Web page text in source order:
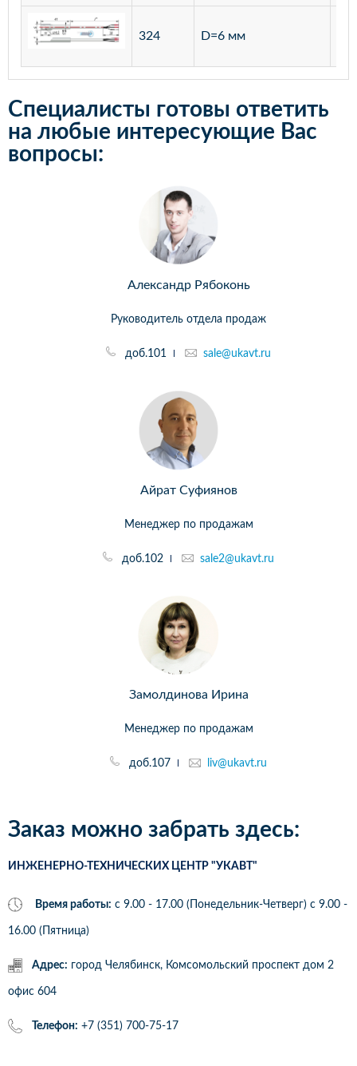
324 D=6 мм
Специалисты готовы ответить
на любые интересующие Вас
вопросы:
Александр Рябоконь
Руководитель отдела продаж
доб.101 sale@ukavt.ru
Айрат Суфиянов
Менеджер по продажам
доб.102 sale2@ukavt.ru
Замолдинова Ирина
Менеджер по продажам
доб.107 liv@ukavt.ru
Заказ можно забрать здесь:
ИНЖЕНЕРНО-ТЕХНИЧЕСКИХ ЦЕНТР "УКАВТ"
Время работы: с 9.00 - 17.00 (Понедельник-Четверг) c 9.00 -
16.00 (Пятница)
Адрес: город Челябинск, Комсомольский проспект дом 2
офис 604
Телефон: +7 (351) 700-75-17